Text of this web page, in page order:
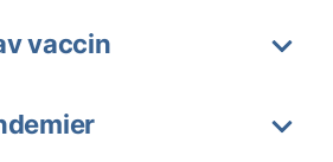
vaccin